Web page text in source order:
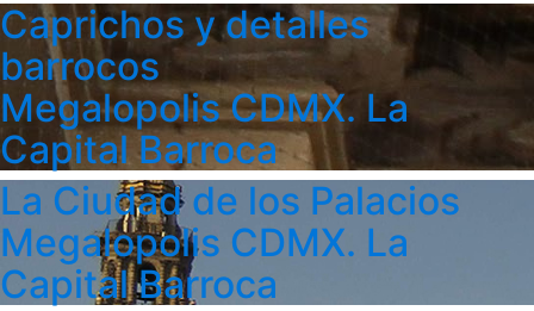
Caprichos y detalles
barrocos
Megalopolis CDMX. La
Capital Barroca
La Ciudad de los Palacios
Megalopolis CDMX. La
Capital Barroca